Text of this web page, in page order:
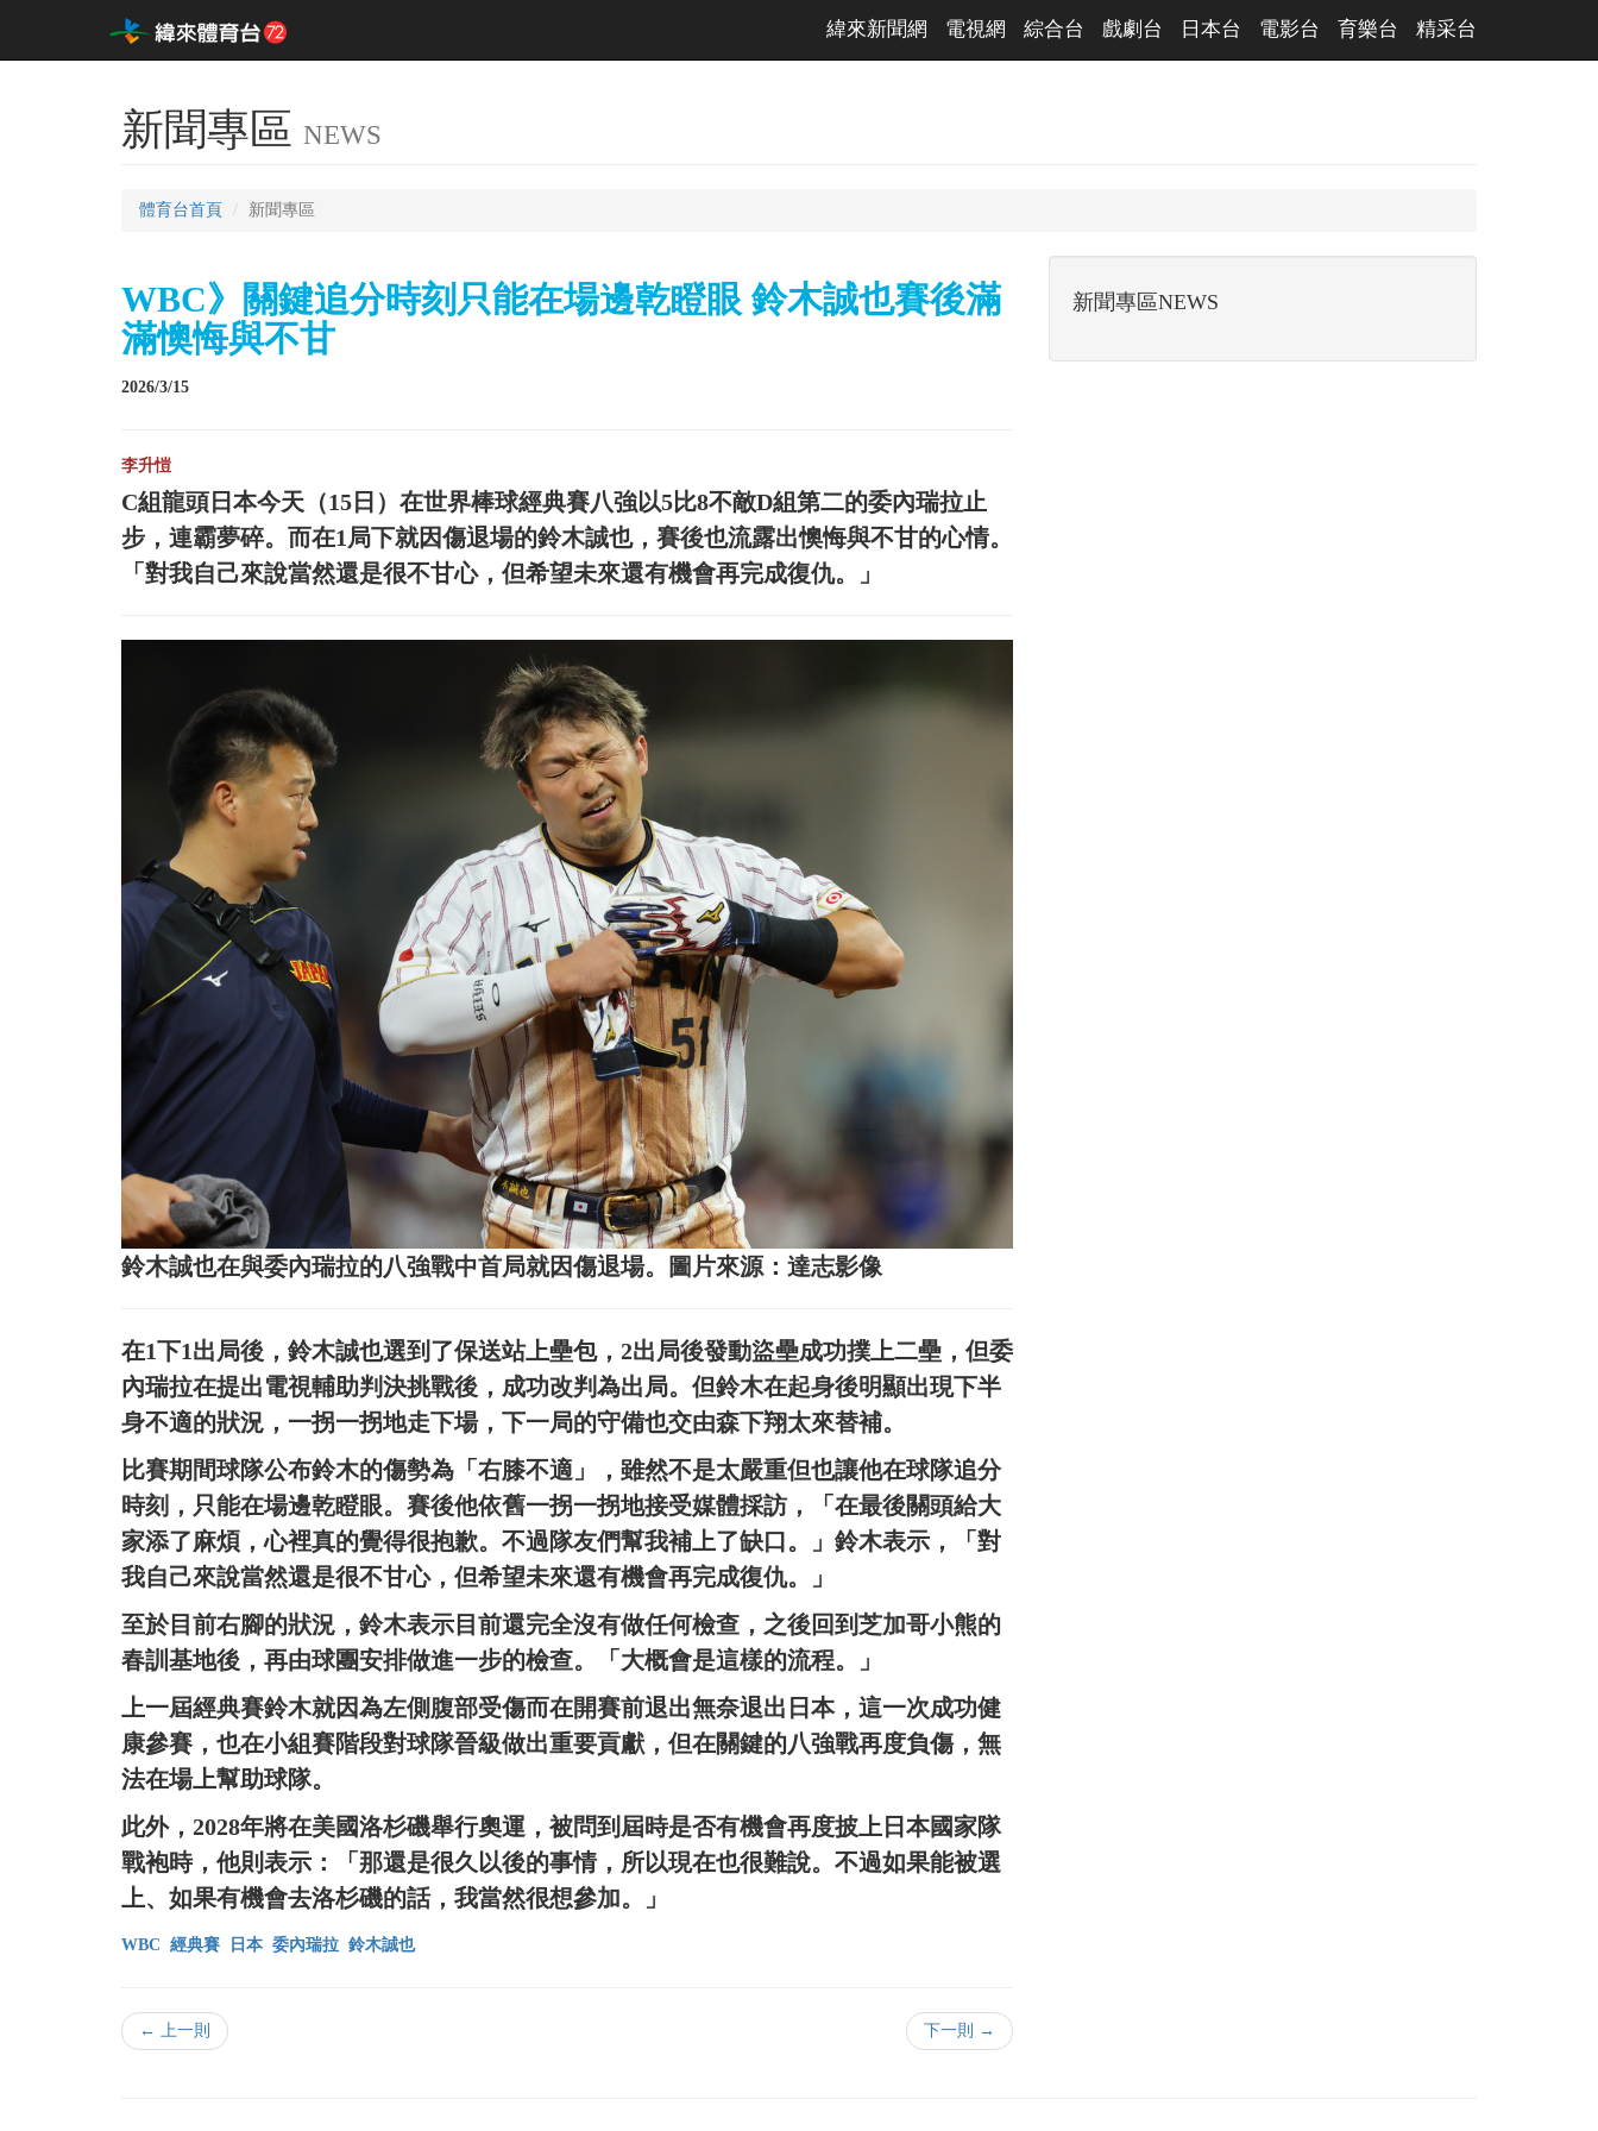
緯來新聞網 電視網 綜合台 戲劇台 日本台 電影台 育樂台 精采台
新聞專區 NEWS
體育台首頁 新聞專區
WBC》關鍵追分時刻只能在場邊乾瞪眼 鈴木誠也賽後滿
滿懊悔與不甘
2026/3/15
李升愷
C組龍頭日本今天（15日）在世界棒球經典賽八強以5比8不敵D組第二的委內瑞拉止
步，連霸夢碎。而在1局下就因傷退場的鈴木誠也，賽後也流露出懊悔與不甘的心情。
「對我自己來說當然還是很不甘心，但希望未來還有機會再完成復仇。」
鈴木誠也在與委內瑞拉的八強戰中首局就因傷退場。圖片來源：達志影像
在1下1出局後，鈴木誠也選到了保送站上壘包，2出局後發動盜壘成功撲上二壘，但委
內瑞拉在提出電視輔助判決挑戰後，成功改判為出局。但鈴木在起身後明顯出現下半
身不適的狀況，一拐一拐地走下場，下一局的守備也交由森下翔太來替補。
比賽期間球隊公布鈴木的傷勢為「右膝不適」，雖然不是太嚴重但也讓他在球隊追分
時刻，只能在場邊乾瞪眼。賽後他依舊一拐一拐地接受媒體採訪，「在最後關頭給大
家添了麻煩，心裡真的覺得很抱歉。不過隊友們幫我補上了缺口。」鈴木表示，「對
我自己來說當然還是很不甘心，但希望未來還有機會再完成復仇。」
至於目前右腳的狀況，鈴木表示目前還完全沒有做任何檢查，之後回到芝加哥小熊的
春訓基地後，再由球團安排做進一步的檢查。「大概會是這樣的流程。」
上一屆經典賽鈴木就因為左側腹部受傷而在開賽前退出無奈退出日本，這一次成功健
康參賽，也在小組賽階段對球隊晉級做出重要貢獻，但在關鍵的八強戰再度負傷，無
法在場上幫助球隊。
此外，2028年將在美國洛杉磯舉行奧運，被問到屆時是否有機會再度披上日本國家隊
戰袍時，他則表示：「那還是很久以後的事情，所以現在也很難說。不過如果能被選
上、如果有機會去洛杉磯的話，我當然很想參加。」
WBC 經典賽 日本 委內瑞拉 鈴木誠也
← 上一則 下一則 →
新聞專區NEWS